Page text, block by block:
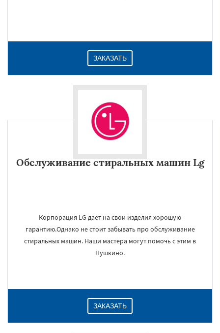
ЗАКАЗАТЬ
Обслуживание стиральных машин Lg
Корпорация LG дает на свои изделия хорошую
гарантию.Однако не стоит забывать про обслуживание
стиральных машин. Наши мастера могут помочь с этим в
Пушкино.
ЗАКАЗАТЬ